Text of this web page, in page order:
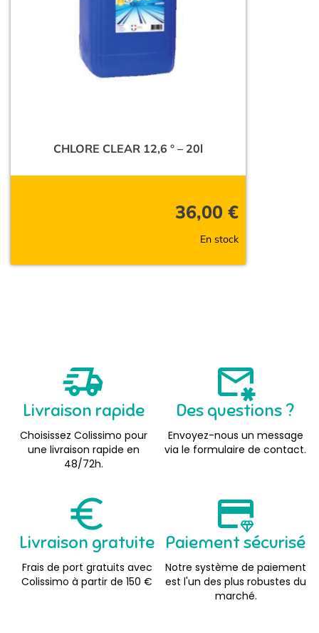
CHLORE CLEAR 12,6 ° – 20l
36,00 €
En stock
Livraison rapide
Choisissez Colissimo pour
une livraison rapide en
48/72h.
Des questions ?
Envoyez-nous un message
via le formulaire de contact.
Livraison gratuite
Frais de port gratuits avec
Colissimo à partir de 150 €
Paiement sécurisé
Notre système de paiement
est l'un des plus robustes du
marché.